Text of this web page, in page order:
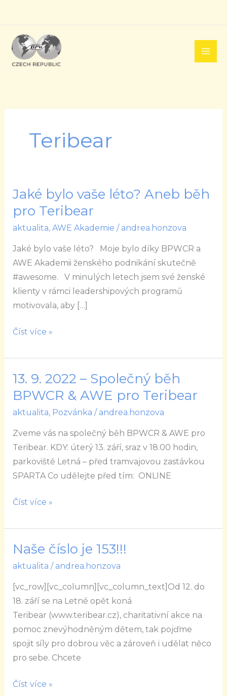
obsah
Teribear
Jaké bylo vaše léto? Aneb běh
pro Teribear
aktualita, AWE Akademie / andrea.honzova
Jaké bylo vaše léto? Moje bylo díky BPWCR a
AWE Akademii ženského podnikání skutečně
#awesome. V minulých letech jsem své ženské
klienty v rámci leadershipových programů
motivovala, aby […]
Jaké
bylo
vaše
Aneb
běh
pro
Teribear
Číst více »
13. 9. 2022 – Společný běh
BPWCR & AWE pro Teribear
aktualita, Pozvánka / andrea.honzova
Zveme vás na společný běh BPWCR & AWE pro
Teribear. KDY: úterý 13. září, sraz v 18.00 hodin,
parkoviště Letná – před tramvajovou zastávkou
SPARTA Co udělejte před tím: ONLINE
13.
9.
Společný
běh
BPWCR
&
pro
Číst více »
Naše číslo je 153!!!
aktualita / andrea.honzova
[vc_row][vc_column][vc_column_text]Od 12. do
18. září se na Letné opět koná
Teribear (www.teribear.cz), charitativní akce na
pomoc znevýhodněným dětem, tak pojďme
spojit síly pro dobrou věc a zároveň i udělat něco
pro sebe. Chcete
Naše
číslo
153!!!
Číst více »